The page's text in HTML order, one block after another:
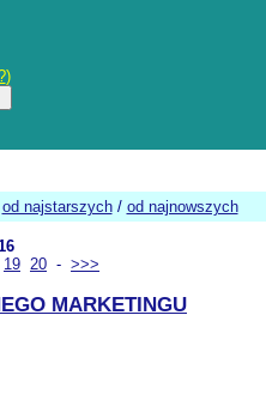
)
od najstarszych/ od najnowszych
19 20 - >>>
MARKETINGU